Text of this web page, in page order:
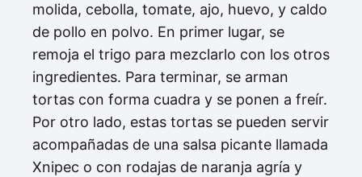
molida, cebolla, tomate, ajo, huevo, y caldo
de pollo en polvo. En primer lugar, se
remoja el trigo para mezclarlo con los otros
ingredientes. Para terminar, se arman
tortas con forma cuadra y se ponen a freír.
Por otro lado, estas tortas se pueden servir
acompañadas de una salsa picante llamada
Xnipec o con rodajas de naranja agría y